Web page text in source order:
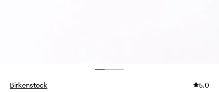
Birkenstock 5.0